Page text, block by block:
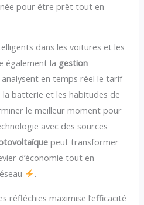
pour être prêt tout en
dans les voitures et les
également la gestion
analysent en temps réel le tarif
la batterie et les habitudes de
le meilleur moment pour
avec des sources
peut transformer
d’économie tout en
.
réfléchies maximise l’efficacité